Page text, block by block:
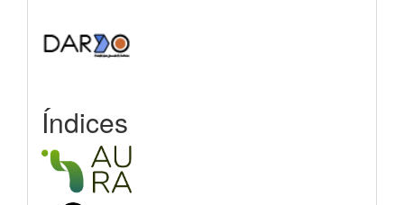
Índices